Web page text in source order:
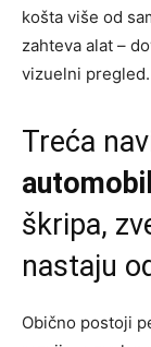
košta više od
zahteva alat –
vizuelni pregled.
Treća
škripa,
nastaju
Obično postoji